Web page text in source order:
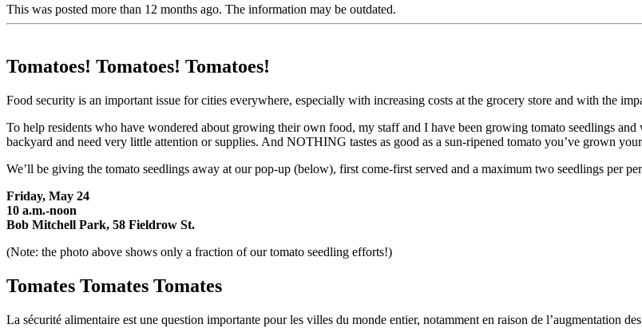
This was posted more than 12 months ago. The information may be outdated.
Tomatoes! Tomatoes! Tomatoes!
Food security is an important issue for cities everywhere, especially with increasing costs at the grocery store and with the
To help residents who have wondered about growing their own food, my staff and I have been growing tomato seedlings
backyard and need very little attention or supplies. And NOTHING tastes as good as a sun-ripened tomato you’ve grown
We’ll be giving the tomato seedlings away at our pop-up (below), first come-first served and a maximum two seedlings per
Friday, May 24
10 a.m.-noon
Bob Mitchell Park, 58 Fieldrow St.
(Note: the photo above shows only a fraction of our tomato seedling efforts!)
Tomates Tomates Tomates
La sécurité alimentaire est une question importante pour les villes du monde entier, notamment en raison de l’augmentation